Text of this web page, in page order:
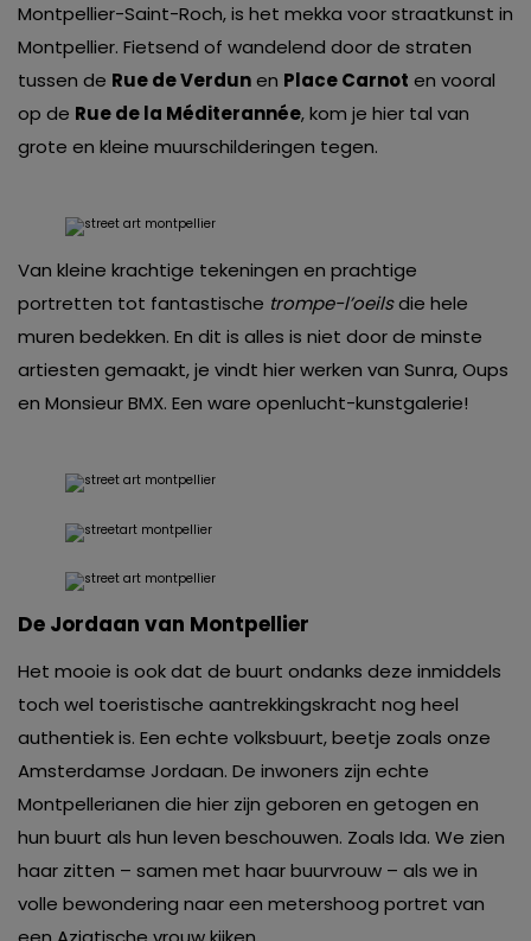
Montpellier-Saint-Roch, is het mekka voor straatkunst in
Montpellier. Fietsend of wandelend door de straten
tussen de Rue de Verdunen Place Carnot en vooral
op de Rue de la Méditerannée, kom je hier tal van
grote en kleine muurschilderingen tegen.
Van kleine krachtige tekeningen en prachtige
portretten tot fantastische trompe-l’oeilsdie hele
muren bedekken. En dit is alles is niet door de minste
artiesten gemaakt, je vindt hier werken van Sunra, Oups
en Monsieur BMX. Een ware openlucht-kunstgalerie!
De Jordaan van Montpellier
Het mooie is ook dat de buurt ondanks deze inmiddels
toch wel toeristische aantrekkingskracht nog heel
authentiek is. Een echte volksbuurt, beetje zoals onze
Amsterdamse Jordaan. De inwoners zijn echte
Montpellerianen die hier zijn geboren en getogen en
hun buurt als hun leven beschouwen. Zoals Ida. We zien
haar zitten – samen met haar buurvrouw – als we in
volle bewondering naar een metershoog portret van